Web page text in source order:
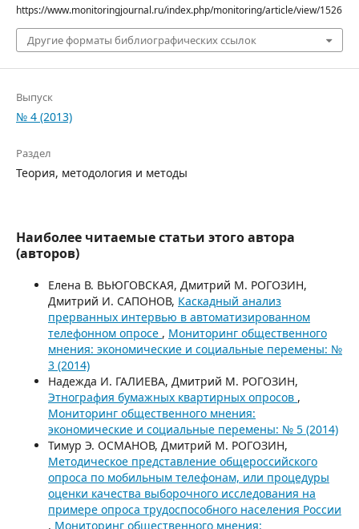
https://www.monitoringjournal.ru/index.php/monitoring/article/view/1526
Другие форматы библиографических ссылок
Выпуск
№ 4 (2013)
Раздел
Теория, методология и методы
Наиболее читаемые статьи этого автора
(авторов)
Елена В. ВЬЮГОВСКАЯ, Дмитрий М. РОГОЗИН,
Дмитрий И. САПОНОВ, Каскадный анализ
прерванных интервью в автоматизированном
телефонном опросе , Мониторинг общественного
мнения: экономические и социальные перемены: №
3 (2014)
Надежда И. ГАЛИЕВА, Дмитрий М. РОГОЗИН,
Этнография бумажных квартирных опросов ,
Мониторинг общественного мнения:
экономические и социальные перемены: № 5 (2014)
Тимур Э. ОСМАНОВ, Дмитрий М. РОГОЗИН,
Методическое представление общероссийского
опроса по мобильным телефонам, или процедуры
оценки качества выборочного исследования на
примере опроса трудоспособного населения России
, Мониторинг общественного мнения: